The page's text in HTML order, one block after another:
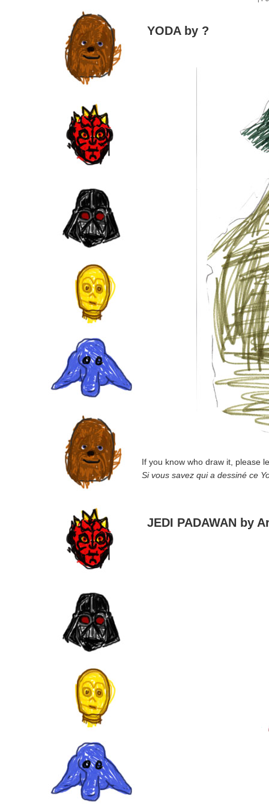
YODA by ?
If you know who draw it, please
Si vous savez qui a dessiné ce
JEDI PADAWAN by